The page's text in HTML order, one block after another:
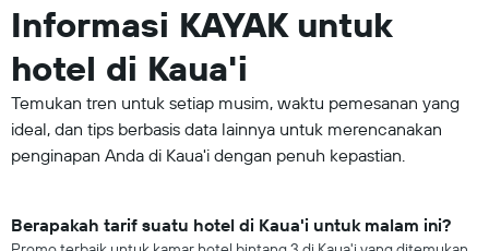
Informasi KAYAK untuk
hotel di Kaua'i
Temukan tren untuk setiap musim, waktu pemesanan yang
ideal, dan tips berbasis data lainnya untuk merencanakan
penginapan Anda di Kaua'i dengan penuh kepastian.
Berapakah tarif suatu hotel di Kaua'i untuk malam ini?